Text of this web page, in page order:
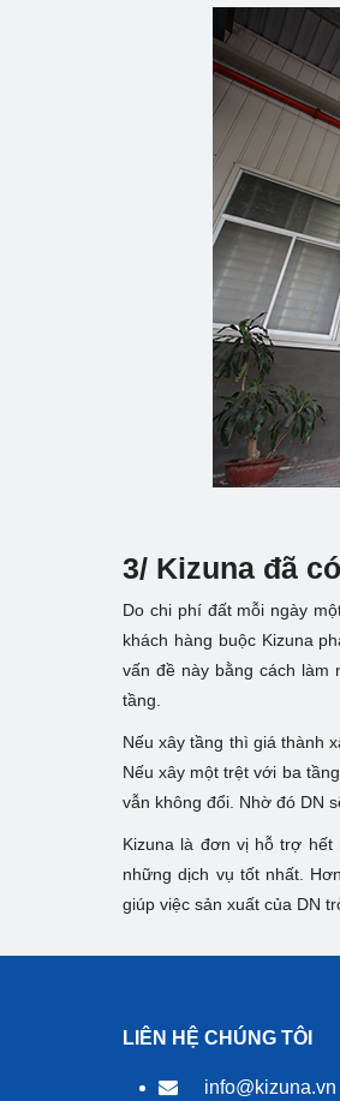
3/ Kizuna đã
Do chi phí đất mỗi ngày
khách hàng buộc Kizuna
vấn đề này bằng cách làm
tầng.
Nếu xây tầng thì giá thành
Nếu xây một trệt với ba
vẫn không đổi. Nhờ đó DN
Kizuna là đơn vị hỗ trợ
những dịch vụ tốt nhất.
giúp việc sản xuất của DN
LIÊN HỆ CHÚNG TÔI
info@kizuna.vn